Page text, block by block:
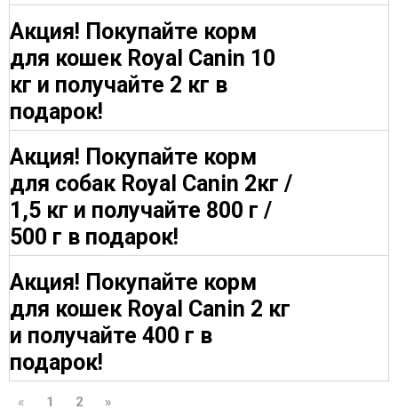
Акция! Покупайте корм
для кошек Royal Canin 10
кг и получайте 2 кг в
подарок!
Акция! Покупайте корм
для собак Royal Canin 2кг /
1,5 кг и получайте 800 г /
500 г в подарок!
Акция! Покупайте корм
для кошек Royal Canin 2 кг
и получайте 400 г в
подарок!
« 1 2 »